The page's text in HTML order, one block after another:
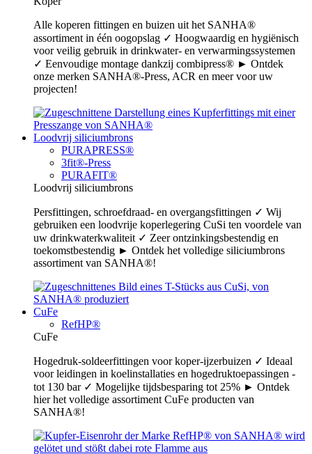
Alle koperen fittingen en buizen uit het SANHA®
assortiment in één oogopslag ✓ Hoogwaardig en hygiënisch
voor veilig gebruik in drinkwater- en verwarmingssystemen
✓ Eenvoudige montage dankzij combipress® ► Ontdek
onze merken SANHA®-Press, ACR en meer voor uw
projecten!
Loodvrij siliciumbrons
PURAPRESS®
3fit®-Press
PURAFIT®
Loodvrij siliciumbrons
Persfittingen, schroefdraad- en overgangsfittingen ✓ Wij
gebruiken een loodvrije koperlegering CuSi ten voordele van
uw drinkwaterkwaliteit ✓ Zeer ontzinkingsbestendig en
toekomstbestendig ► Ontdek het volledige siliciumbrons
assortiment van SANHA®!
CuFe
RefHP®
CuFe
Hogedruk-soldeerfittingen voor koper-ijzerbuizen ✓ Ideaal
voor leidingen in koelinstallaties en hogedruktoepassingen -
tot 130 bar ✓ Mogelijke tijdsbesparing tot 25% ► Ontdek
hier het volledige assortiment CuFe producten van
SANHA®!